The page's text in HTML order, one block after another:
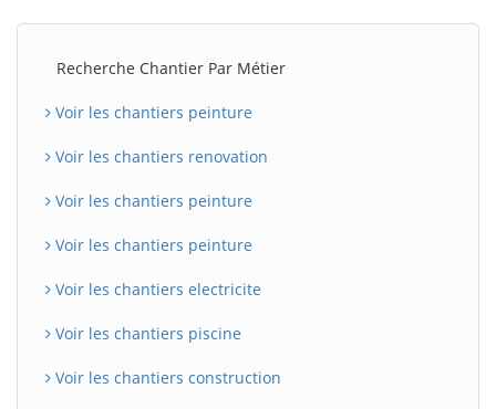
Recherche Chantier Par Métier
Voir les chantiers peinture
Voir les chantiers renovation
Voir les chantiers peinture
Voir les chantiers peinture
Voir les chantiers electricite
Voir les chantiers piscine
Voir les chantiers construction